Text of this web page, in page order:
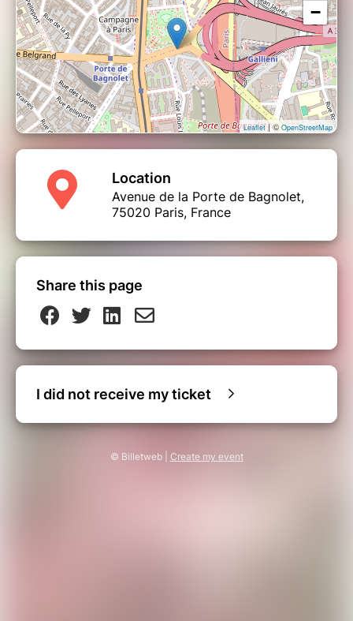
−
Leaflet| ©OpenStreetMap
Location
Avenue de la Porte de Bagnolet,
75020 Paris, France
Share this page
I did not receive my ticket
© Billetweb | Create my event